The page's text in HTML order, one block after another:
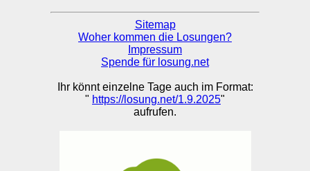
Sitemap
Woher kommen die Losungen?
Impressum
Spende für losung.net
Ihr könnt einzelne Tage auch im Format:
" https://losung.net/1.9.2025"
aufrufen.